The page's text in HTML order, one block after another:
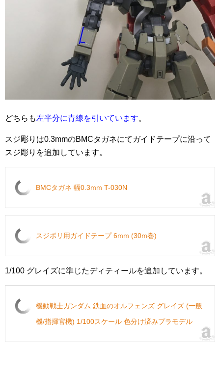
どちらも左半分に青線を引いています。
スジ彫りは0.3mmのBMCタガネにてガイドテープに沿って
スジ彫りを追加しています。
BMCタガネ 幅0.3mm T-030N
スジボリ用ガイドテープ 6mm (30m巻)
1/100 グレイズに準じたディティールを追加しています。
機動戦士ガンダム 鉄血のオルフェンズ グレイズ (一般
機/指揮官機) 1/100スケール 色分け済みプラモデル